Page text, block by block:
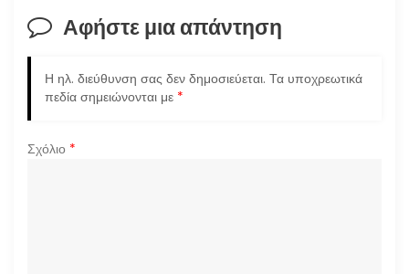
σ
η
ρ
Αφήστε μια απάντηση
Η ηλ. διεύθυνση σας δεν δημοσιεύεται. Τα υποχρεωτικά
πεδία σημειώνονται με *
Σχόλιο *